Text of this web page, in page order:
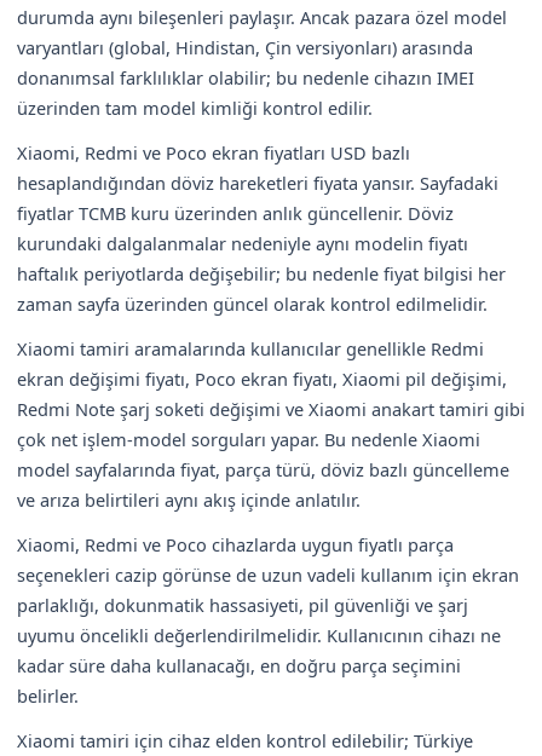
durumda aynı bileşenleri paylaşır. Ancak pazara özel model
varyantları (global, Hindistan, Çin versiyonları) arasında
donanımsal farklılıklar olabilir; bu nedenle cihazın IMEI
üzerinden tam model kimliği kontrol edilir.
Xiaomi, Redmi ve Poco ekran fiyatları USD bazlı
hesaplandığından döviz hareketleri fiyata yansır. Sayfadaki
fiyatlar TCMB kuru üzerinden anlık güncellenir. Döviz
kurundaki dalgalanmalar nedeniyle aynı modelin fiyatı
haftalık periyotlarda değişebilir; bu nedenle fiyat bilgisi her
zaman sayfa üzerinden güncel olarak kontrol edilmelidir.
Xiaomi tamiri aramalarında kullanıcılar genellikle Redmi
ekran değişimi fiyatı, Poco ekran fiyatı, Xiaomi pil değişimi,
Redmi Note şarj soketi değişimi ve Xiaomi anakart tamiri gibi
çok net işlem-model sorguları yapar. Bu nedenle Xiaomi
model sayfalarında fiyat, parça türü, döviz bazlı güncelleme
ve arıza belirtileri aynı akış içinde anlatılır.
Xiaomi, Redmi ve Poco cihazlarda uygun fiyatlı parça
seçenekleri cazip görünse de uzun vadeli kullanım için ekran
parlaklığı, dokunmatik hassasiyeti, pil güvenliği ve şarj
uyumu öncelikli değerlendirilmelidir. Kullanıcının cihazı ne
kadar süre daha kullanacağı, en doğru parça seçimini
belirler.
Xiaomi tamiri için cihaz elden kontrol edilebilir; Türkiye